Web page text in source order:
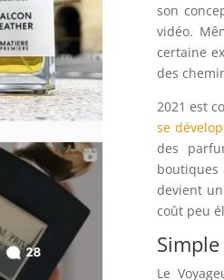
son
vidéo.
certaine
des
2021 est
se
des
boutiques
devient
coût peu
Le